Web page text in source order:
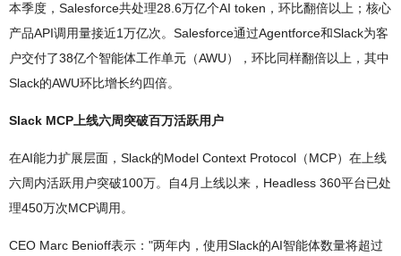
本季度，Salesforce共处理28.6万亿个AI token，环比翻倍以上；核心
产品API调用量接近1万亿次。Salesforce通过Agentforce和Slack为客
户交付了38亿个智能体工作单元（AWU），环比同样翻倍以上，其中
Slack的AWU环比增长约四倍。
Slack MCP上线六周突破百万活跃用户
在AI能力扩展层面，Slack的Model Context Protocol（MCP）在上线
六周内活跃用户突破100万。自4月上线以来，Headless 360平台已处
理450万次MCP调用。
CEO Marc Benioff表示："两年内，使用Slack的AI智能体数量将超过